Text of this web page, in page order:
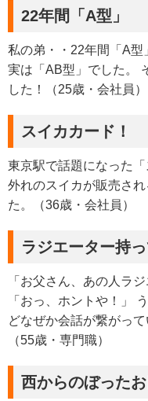
22年間「A型」
私の弟・・22年間「A型
実は「AB型」でした。
した！（25歳・会社員）
スイカカード！
東京駅で話題になった
外れのスイカが販売さ
た。（36歳・会社員）
ラジエーター持
「お父さん、あの人ラ
「おっ、ホントや！」
どなぜか会話が繋がって
（55歳・専門職）
西からのぼった